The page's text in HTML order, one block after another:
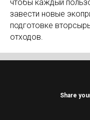
чтобы каждый
завести новые
подготовке
отходов.
Share